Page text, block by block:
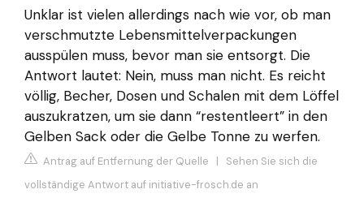
Unklar ist vielen allerdings nach wie vor, ob man
verschmutzte Lebensmittelverpackungen
ausspülen muss, bevor man sie entsorgt. Die
Antwort lautet: Nein, muss man nicht. Es reicht
völlig, Becher, Dosen und Schalen mit dem Löffel
auszukratzen, um sie dann “restentleert” in den
Gelben Sack oder die Gelbe Tonne zu werfen.
Antrag auf Entfernung der Quelle | Sehen Sie sich die
vollständige Antwort auf initiative-frosch.de an